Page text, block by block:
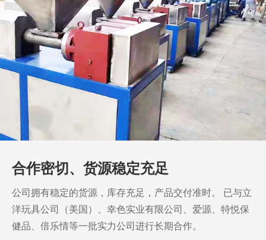
合作密切、货源稳定充足
公司拥有稳定的货源，库存充足，产品交付准时。
已与立
洋玩具公司（美国）、幸色实业有限公司、爱源、特悦保
健品、倍乐情等一批实力公司进行长期合作。